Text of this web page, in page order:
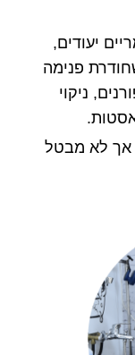
יעודים,
פנימה
, ניקוי
.
אך לא מבטל